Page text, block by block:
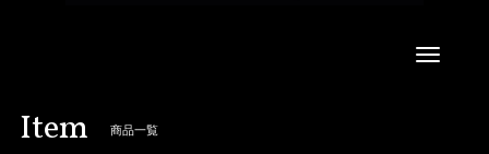
Toggle
Item 商品一覧